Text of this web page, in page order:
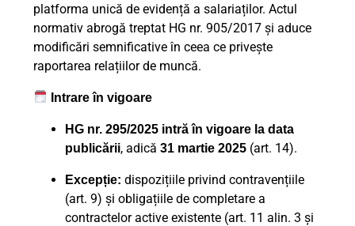
platforma unică de evidență a salariaților. Actul
normativ abrogă treptat HG nr. 905/2017 și aduce
modificări semnificative în ceea ce privește
raportarea relațiilor de muncă.
Intrare în vigoare
HG nr. 295/2025 intră în vigoare la data
publicării, adică 31 martie 2025 (art. 14).
Excepție: dispozițiile privind contravențiile
(art. 9) și obligațiile de completare a
contractelor active existente (art. 11 alin. 3 și